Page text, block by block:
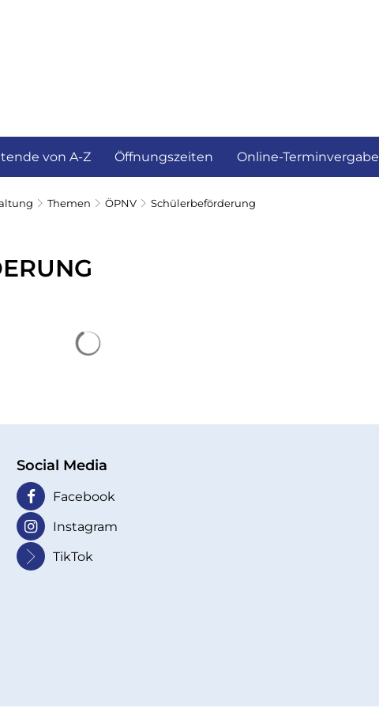
von A-Z Öffnungszeiten Online-Terminvergabe
Themen ÖPNV Schülerbeförderung
Social Media
Facebook
Instagram
TikTok